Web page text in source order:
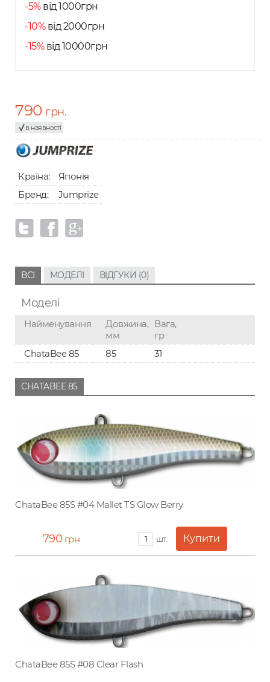
-5%від 1000грн
-10%від 2000грн
-15%від 10000грн
790 грн.
в наявності
Країна:
Японія
Бренд:
Jumprize
ВСІ МОДЕЛІ ВІДГУКИ (0)
Моделі
Найменування
Довжина,
мм
Вага,
гр
ChataBee 85
85 31
CHATABEE 85
ChataBee 85S #04 Mallet TS Glow Berry
790 грн шт.
ChataBee 85S #08 Clear Flash